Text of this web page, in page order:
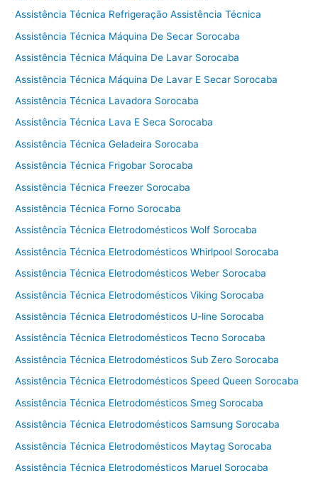
c
a
t
n
i
a
s
a
d
r
a
C
t
i
Assistência Técnica Refrigeração Assistência Técnica
Assistência Técnica Máquina De Secar Sorocaba
Assistência Técnica Máquina De Lavar Sorocaba
Assistência Técnica Máquina De Lavar E Secar Sorocaba
Assistência Técnica Lavadora Sorocaba
Assistência Técnica Lava E Seca Sorocaba
Assistência Técnica Geladeira Sorocaba
Assistência Técnica Frigobar Sorocaba
Assistência Técnica Freezer Sorocaba
Assistência Técnica Forno Sorocaba
Assistência Técnica Eletrodomésticos Wolf Sorocaba
Assistência Técnica Eletrodomésticos Whirlpool Sorocaba
Assistência Técnica Eletrodomésticos Weber Sorocaba
Assistência Técnica Eletrodomésticos Viking Sorocaba
Assistência Técnica Eletrodomésticos U-line Sorocaba
Assistência Técnica Eletrodomésticos Tecno Sorocaba
Assistência Técnica Eletrodomésticos Sub Zero Sorocaba
Assistência Técnica Eletrodomésticos Speed Queen Sorocaba
Assistência Técnica Eletrodomésticos Smeg Sorocaba
Assistência Técnica Eletrodomésticos Samsung Sorocaba
Assistência Técnica Eletrodomésticos Maytag Sorocaba
Assistência Técnica Eletrodomésticos Maruel Sorocaba